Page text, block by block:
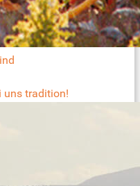
uns tradition!